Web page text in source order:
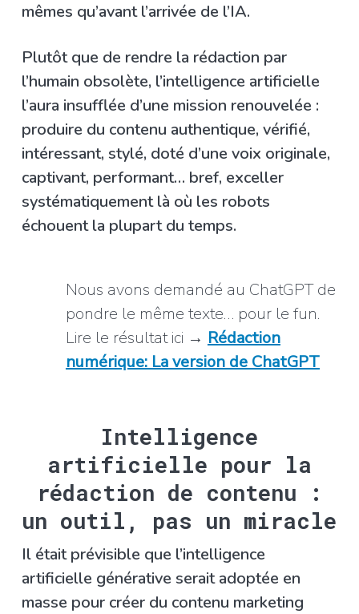
mêmes qu’avant l’arrivée de l’IA.
Plutôt que de rendre la rédaction par
l’humain obsolète, l’intelligence artificielle
l’aura insufflée d’une mission renouvelée :
produire du contenu authentique, vérifié,
intéressant, stylé, doté d’une voix originale,
captivant, performant… bref, exceller
systématiquement là où les robots
échouent la plupart du temps.
Nous avons demandé au ChatGPT de
pondre le même texte… pour le fun.
Lire le résultat ici → Rédaction
numérique: La version de ChatGPT
Intelligence
artificielle pour la
rédaction de contenu :
un outil, pas un miracle
Il était prévisible que l’intelligence
artificielle générative serait adoptée en
masse pour créer du contenu marketing